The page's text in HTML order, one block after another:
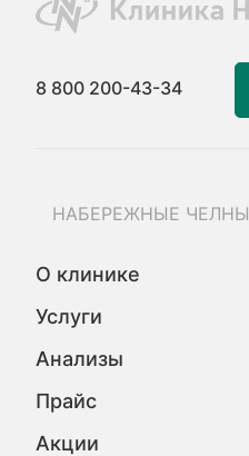
8 800 200-43-34
НАБЕРЕЖНЫЕ ЧЕЛНЫ
О клинике
Услуги
Анализы
Прайс
Акции